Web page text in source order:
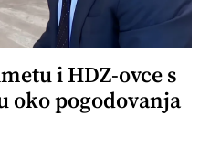
i HDZ-ovce s
oko pogodovanja